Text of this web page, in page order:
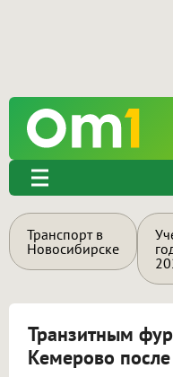
Транспорт в
Новосибирске
Транзитным
Кемерово